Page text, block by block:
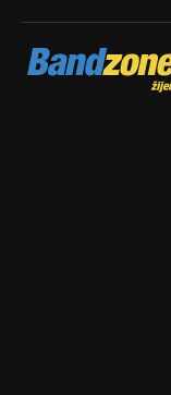
Bandzone.cz
žijeme hudbou